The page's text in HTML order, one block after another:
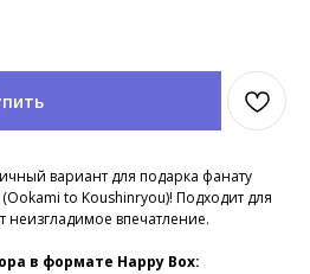
вариант для подарка фанату
to Koushinryou)! Подходит для
неизгладимое впечатление.
в формате Happy Box: